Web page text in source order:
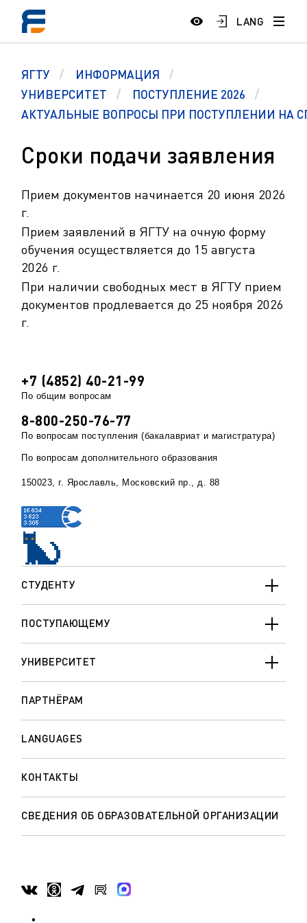
LANG
ЯГТУ
ИНФОРМАЦИЯ
УНИВЕРСИТЕТ
ПОСТУПЛЕНИЕ 2026
АКТУАЛЬНЫЕ ВОПРОСЫ ПРИ ПОСТУПЛЕНИИ НА
Сроки подачи заявления
Прием документов начинается 20 июня 2026
г.
Прием заявлений в ЯГТУ на очную форму
обучения осуществляется до 15 августа
2026 г.
При наличии свободных мест в ЯГТУ прием
документов продлевается до 25 ноября 2026
г.
СТУДЕНТУ
ПОСТУПАЮЩЕМУ
УНИВЕРСИТЕТ
ПАРТНЁРАМ
LANGUAGES
КОНТАКТЫ
СВЕДЕНИЯ ОБ ОБРАЗОВАТЕЛЬНОЙ ОРГАНИЗАЦИИ
+7 (4852) 40-21-99
По общим вопросам
8-800-250-76-77
По вопросам поступления (бакалавриат и магистратура)
По вопросам дополнительного образования
150023, г. Ярославль, Московский пр., д. 88